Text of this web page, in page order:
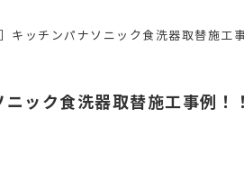
キッチンパナソニック食洗器取替施工
ック食洗器取替施工事例！